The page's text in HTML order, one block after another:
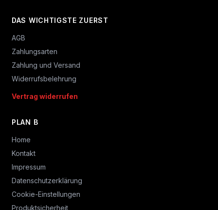
DAS WICHTIGSTE ZUERST
AGB
Zahlungsarten
Zahlung und Versand
Widerrufsbelehrung
Vertrag widerrufen
PLAN B
Home
Kontakt
Impressum
Datenschutzerklärung
Cookie-Einstellungen
Produktsicherheit